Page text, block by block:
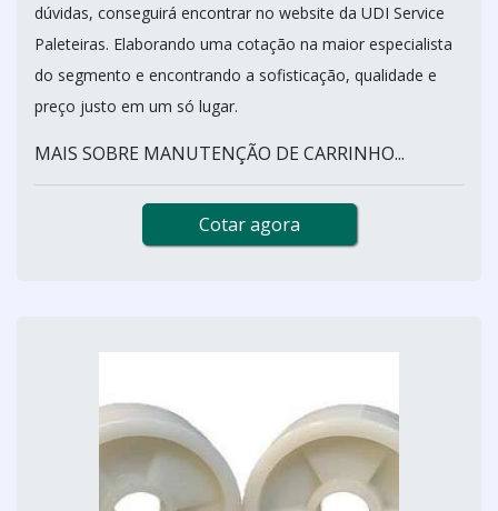
dúvidas, conseguirá encontrar no website da UDI Service
Paleteiras. Elaborando uma cotação na maior especialista
do segmento e encontrando a sofisticação, qualidade e
preço justo em um só lugar.
MAIS SOBRE MANUTENÇÃO DE CARRINHO...
Cotar agora